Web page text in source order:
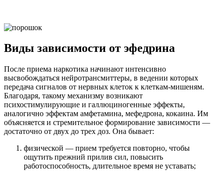
Нужна помощь?
Отправить заявку
Виды зависимости от эфедрина
После приема наркотика начинают интенсивно
высвобождаться нейротрансмиттеры, в ведении которых
передача сигналов от нервных клеток к клеткам-мишеням.
Благодаря, такому механизму возникают
психостимулирующие и галлюциногенные эффекты,
аналогично эффектам амфетамина, мефедрона, кокаина. Им
объясняется и стремительное формирование зависимости —
достаточно от двух до трех доз. Она бывает:
физической — прием требуется повторно, чтобы
ощутить прежний прилив сил, повысить
работоспособность, длительное время не уставать;